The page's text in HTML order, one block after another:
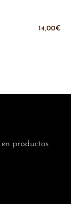
14,00€
productos